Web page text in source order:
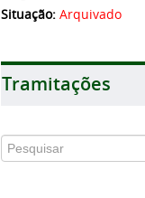
Situação: Arquivado
Tramitações